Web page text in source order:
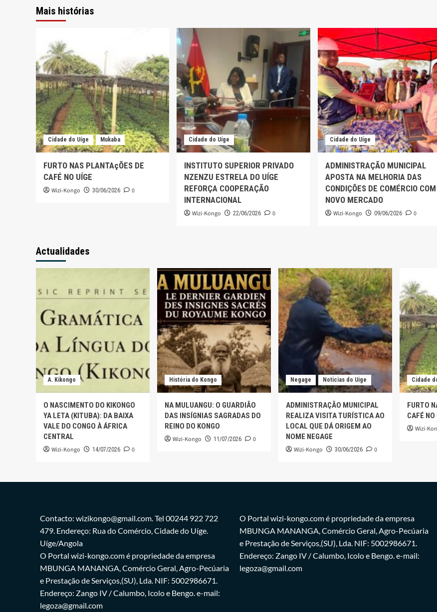
Mais histórias
Cidade do Uíge Mukaba
FURTO NAS PLANTAçÕES DE
CAFÉ NO UÍGE
Wizi-Kongo 30/06/2026 0
Cidade do Uíge
INSTITUTO SUPERIOR PRIVADO
NZENZU ESTRELA DO UÍGE
REFORÇA COOPERAÇÃO
INTERNACIONAL
Wizi-Kongo 22/06/2026 0
Cidade do Uíge
ADMINISTRAÇÃO MUNICIPAL
APOSTA NA MELHORIA DAS
CONDIÇÕES DE COMÉRCIO COM
NOVO MERCADO
Wizi-Kongo 09/06/2026 0
Actualidades
A. Kikongo
O NASCIMENTO DO KIKONGO
YA LETA (KITUBA): DA BAIXA
VALE DO CONGO À ÁFRICA
CENTRAL
Wizi-Kongo 14/07/2026 0
História do Kongo
NA MULUANGU: O GUARDIÃO
DAS INSÍGNIAS SAGRADAS DO
REINO DO KONGO
Wizi-Kongo 11/07/2026 0
Negage Noticias do Uige
ADMINISTRAÇÃO MUNICIPAL
REALIZA VISITA TURÍSTICA AO
LOCAL QUE DÁ ORIGEM AO
NOME NEGAGE
Wizi-Kongo 30/06/2026 0
Cidade
FURTO
CAFÉ NO
Wizi-
Contacto: wizikongo@gmail.com. Tel 00244 922 722
479. Endereço: Rua do Comércio, Cidade do Uíge.
Uíge/Angola
O Portal wizi-kongo.com é propriedade da empresa
MBUNGA MANANGA, Comércio Geral, Agro-Pecúaria
e Prestação de Serviços,(SU), Lda. NIF: 5002986671.
Endereço: Zango IV / Calumbo, Icolo e Bengo. e-mail:
legoza@gmail.com
O Portal wizi-kongo.com é propriedade da empresa
MBUNGA MANANGA, Comércio Geral, Agro-Pecúaria
e Prestação de Serviços,(SU), Lda. NIF: 5002986671.
Endereço: Zango IV / Calumbo, Icolo e Bengo. e-mail:
legoza@gmail.com